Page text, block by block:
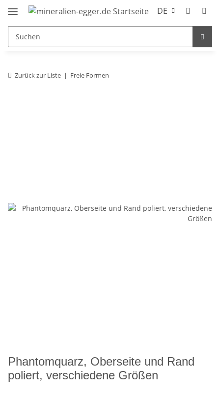
DE
Zurück zur Liste Freie Formen
Phantomquarz, Oberseite und Rand
poliert, verschiedene Größen